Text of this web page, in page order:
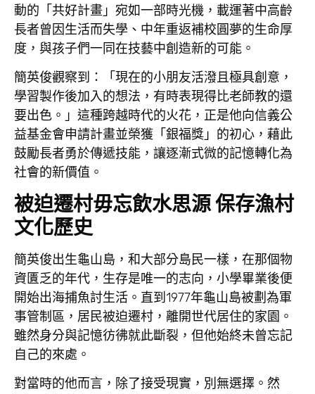
動的「共好計畫」宛如一部時光機，載運著中高齡
長者曾因生活而失學、中年重返補校圓夢的生命厚
度，與孩子們一同在技藝中創造新的可能。
簡英俊觀察到：「現在的小朋友活潑且極具創意，
學習製作後加入的想法，有時表現得比老師教的還
要出色。」這種跨越時代的火花，正是他向信義公
益基金會申請計畫並榮獲「銀福獎」的初心，藉此
鼓勵長者勇於傳遞技能，讓逐漸式微的記憶轉化為
社會的新價值。
被迫遷村毋忘飲水思源 保存漁村
文化歷史
簡英俊出生龜山島，和大部分島民一樣，在那個物
資匱乏的年代，生存是唯一的志向，小學畢業後便
開始出海捕魚討生活。直到1977年龜山島被劃為軍
事管制區，居民被迫遷村，離開世代居住的家園。
雖然身分與記憶彷彿就此斷裂，但他始終未曾忘記
自己的來處。
對當時的他而言，除了接受現實，別無選擇。然